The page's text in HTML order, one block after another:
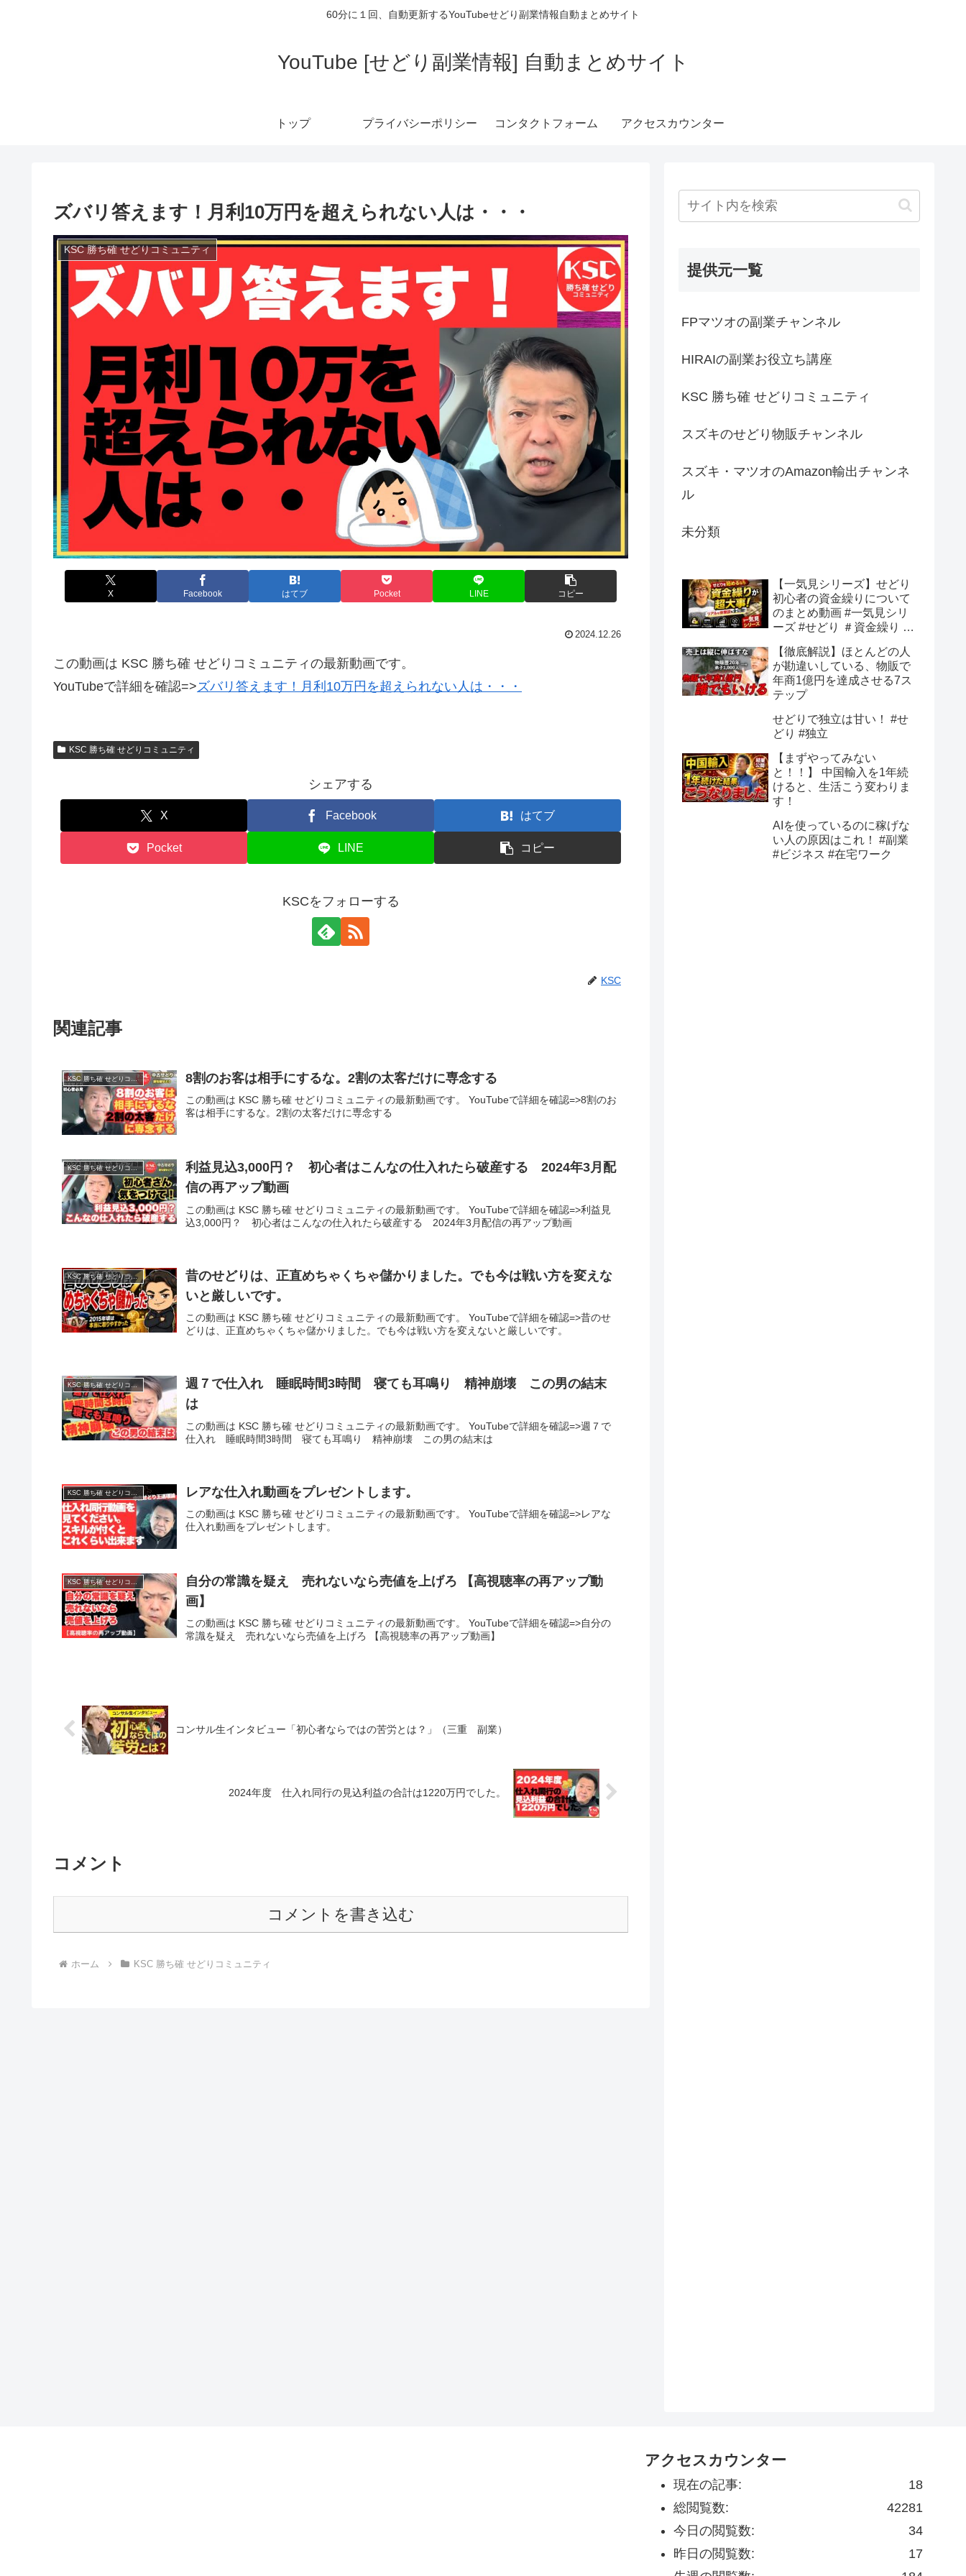
60分に１回、自動更新するYouTubeせどり副業情報自動まとめサイト
YouTube [せどり副業情報] 自動まとめサイト
トップ プライバシーポリシー コンタクトフォーム アクセスカウンター
ズバリ答えます！月利10万円を超えられない人は・・・
KSC 勝ち確 せどりコミュニティ
X Facebook はてブ Pocket LINE コピー
2024.12.26
この動画は KSC 勝ち確 せどりコミュニティの最新動画です。
YouTubeで詳細を確認=> ズバリ答えます！月利10万円を超えられない人は・・・
KSC 勝ち確 せどりコミュニティ
シェアする
X Facebook はてブ
Pocket LINE コピー
KSCをフォローする
KSC
関連記事
KSC 勝ち確 せどりコミュニティ 8割のお客は相手にするな。2割の太客だけに専念する
この動画は KSC 勝ち確 せどりコミュニティの最新動画です。 YouTubeで詳細を確認=>8割のお
客は相手にするな。2割の太客だけに専念する
KSC 勝ち確 せどりコミュニティ
利益見込3,000円？ 初心者はこんなの仕入れたら破産する 2024年3月配
信の再アップ動画
この動画は KSC 勝ち確 せどりコミュニティの最新動画です。 YouTubeで詳細を確認=>利益見
込3,000円？ 初心者はこんなの仕入れたら破産する 2024年3月配信の再アップ動画
KSC 勝ち確 せどりコミュニティ
昔のせどりは、正直めちゃくちゃ儲かりました。でも今は戦い方を変えな
いと厳しいです。
この動画は KSC 勝ち確 せどりコミュニティの最新動画です。 YouTubeで詳細を確認=>昔のせ
どりは、正直めちゃくちゃ儲かりました。でも今は戦い方を変えないと厳しいです。
KSC 勝ち確 せどりコミュニティ
週７で仕入れ 睡眠時間3時間 寝ても耳鳴り 精神崩壊 この男の結末
は
この動画は KSC 勝ち確 せどりコミュニティの最新動画です。 YouTubeで詳細を確認=>週７で
仕入れ 睡眠時間3時間 寝ても耳鳴り 精神崩壊 この男の結末は
KSC 勝ち確 せどりコミュニティ レアな仕入れ動画をプレゼントします。
この動画は KSC 勝ち確 せどりコミュニティの最新動画です。 YouTubeで詳細を確認=>レアな
仕入れ動画をプレゼントします。
KSC 勝ち確 せどりコミュニティ
自分の常識を疑え 売れないなら売値を上げろ 【高視聴率の再アップ動
画】
この動画は KSC 勝ち確 せどりコミュニティの最新動画です。 YouTubeで詳細を確認=>自分の
常識を疑え 売れないなら売値を上げろ 【高視聴率の再アップ動画】
コンサル生インタビュー「初心者ならではの苦労とは？」（三重 副業）
2024年度 仕入れ同行の見込利益の合計は1220万円でした。
コメント
コメントを書き込む
ホーム KSC 勝ち確 せどりコミュニティ
提供元一覧
FPマツオの副業チャンネル
HIRAIの副業お役立ち講座
KSC 勝ち確 せどりコミュニティ
スズキのせどり物販チャンネル
スズキ・マツオのAmazon輸出チャンネ
ル
未分類
【一気見シリーズ】せどり
初心者の資金繰りについて
のまとめ動画 #一気見シリ
ーズ #せどり ＃資金繰り #
【徹底解説】ほとんどの人
が勘違いしている、物販で
年商1億円を達成させる7ス
テップ
せどりで独立は甘い！ #せ
どり #独立
【まずやってみない
と！！】 中国輸入を1年続
けると、生活こう変わりま
す！
AIを使っているのに稼げな
い人の原因はこれ！ #副業
#ビジネス #在宅ワーク
アクセスカウンター
18
現在の記事:
42281
総閲覧数:
34
今日の閲覧数:
17
昨日の閲覧数: